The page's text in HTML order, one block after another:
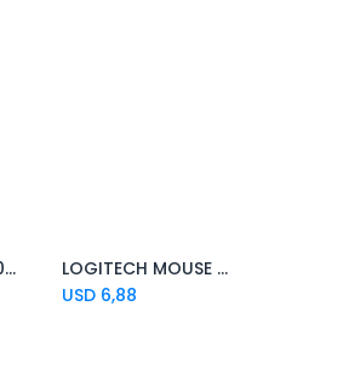
Ugreen Mouse 1200 Usb
Add to Cart LOGITECH MOUSE M100 OPTICO USB
USD 6,88